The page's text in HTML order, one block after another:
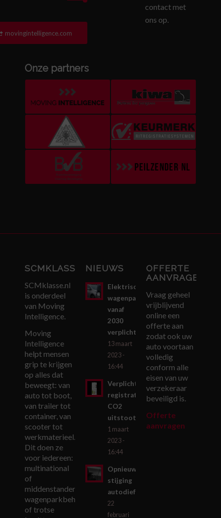
movingintelligence.com
contact met
ons op.
Onze partners
SCMKLASSE.NL
SCMklasse.nl
is onderdeel
van Moving
Intelligence.
Moving
Intelligence
helpt mensen
grip te krijgen
op alles dat
beweegt: van
auto tot boot,
van trailer tot
container, van
scooter tot
werkmaterieel.
Dit doen ze
voor iedereen:
multinational
of
middenstander,
wagenparkbeheerder
of trotse
NIEUWS
Elektrisch
wagenpark
vanaf
2030
verplicht
13 maart
2023 -
16:44
Verplichte
registratie
CO2
uitstoot
1 maart
2023 -
16:44
Opnieuw
stijging
autodiefstallen
22
februari
OFFERTE
AANVRAGEN
Vraag geheel
vrijblijvend
online een
offerte aan
zodat ook uw
auto voortaan
volledig
conform alle
eisen van uw
verzekeraar
beveiligd is.
Offerte
aanvragen